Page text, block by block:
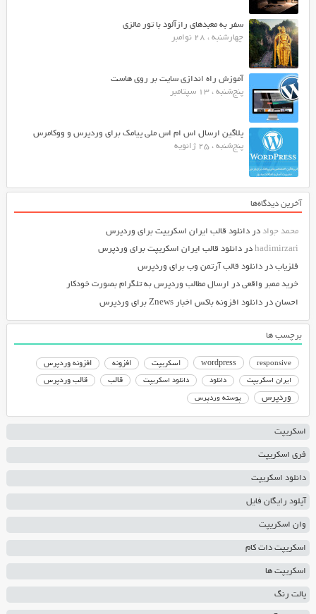
سفر به معبدهای رازآلود با تور مالزی
چهارشنبه ، 28 نوامبر
آموزش راه اندازی سایت بر روی هاست
پنج‌شنبه ، 13 سپتامبر
پلاگین ارسال اس ام اس ملی پیامک برای وردپرس و ووکامرس
پنج‌شنبه ، 25 ژانویه
آخرین دیدگاه‌ها
محمد جواددر دانلود قالب ایران اسکریپت برای وردپرس
hadimirzariدر دانلود قالب ایران اسکریپت برای وردپرس
فلزیابدر دانلود قالب آرتمن وب برای وردپرس
خرید ممبر واقعیدر ارسال مطالب وردپرس به تلگرام بصورت خودکار
احساندر دانلود افزونه باکس اخبار Znews برای وردپرس
برچسب ها
responsive
wordpress اسکریپت افزونه افزونه وردپرس
ایران اسکریپت دانلود دانلود اسکریپت قالب قالب وردپرس
وردپرس پوسته وردپرس
اسکریپت
فری اسکریپت
دانلود اسکریپت
آپلود رایگان فایل
وان اسکریپت
اسکریپت دات کام
اسکریپت ها
پالت رنگ